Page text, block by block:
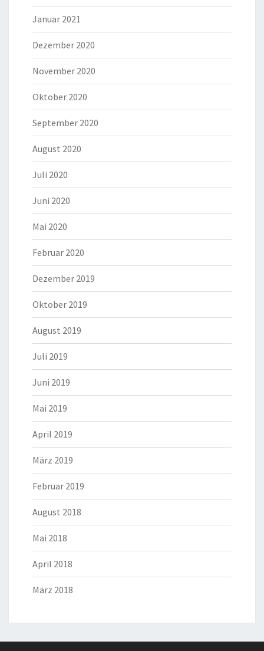
Januar 2021
Dezember 2020
November 2020
Oktober 2020
September 2020
August 2020
Juli 2020
Juni 2020
Mai 2020
Februar 2020
Dezember 2019
Oktober 2019
August 2019
Juli 2019
Juni 2019
Mai 2019
April 2019
März 2019
Februar 2019
August 2018
Mai 2018
April 2018
März 2018